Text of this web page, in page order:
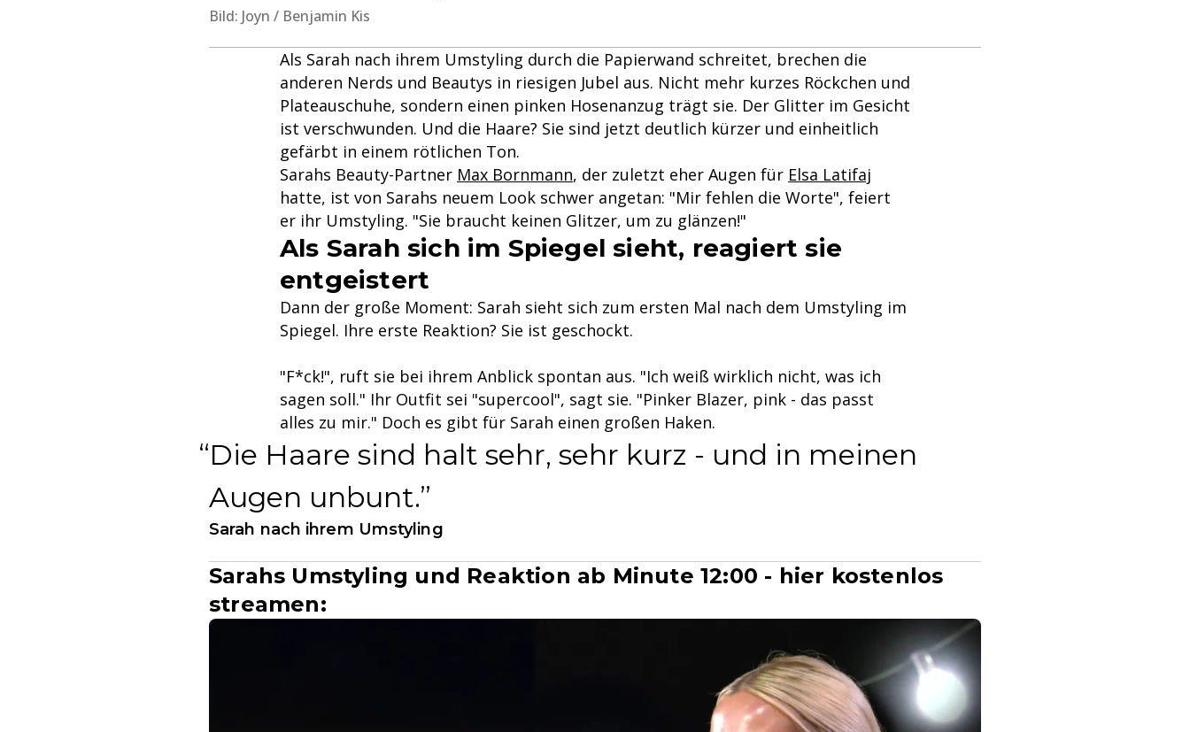
Bild: Joyn / Benjamin Kis
Als Sarah nach ihrem Umstyling durch die Papierwand schreitet, brechen die
anderen Nerds und Beautys in riesigen Jubel aus. Nicht mehr kurzes Röckchen und
Plateauschuhe, sondern einen pinken Hosenanzug trägt sie. Der Glitter im Gesicht
ist verschwunden. Und die Haare? Sie sind jetzt deutlich kürzer und einheitlich
gefärbt in einem rötlichen Ton.
Sarahs Beauty-Partner Max Bornmann, der zuletzt eher Augen für Elsa Latifaj
hatte, ist von Sarahs neuem Look schwer angetan: "Mir fehlen die Worte", feiert
er ihr Umstyling. "Sie braucht keinen Glitzer, um zu glänzen!"
Als Sarah sich im Spiegel sieht, reagiert sie
entgeistert
Dann der große Moment: Sarah sieht sich zum ersten Mal nach dem Umstyling im
Spiegel. Ihre erste Reaktion? Sie ist geschockt.
"F*ck!", ruft sie bei ihrem Anblick spontan aus. "Ich weiß wirklich nicht, was ich
sagen soll." Ihr Outfit sei "supercool", sagt sie. "Pinker Blazer, pink - das passt
alles zu mir." Doch es gibt für Sarah einen großen Haken.
Die Haare sind halt sehr, sehr kurz - und in meinen
Augen unbunt.
Sarah nach ihrem Umstyling
Sarahs Umstyling und Reaktion ab Minute 12:00 - hier kostenlos
streamen: